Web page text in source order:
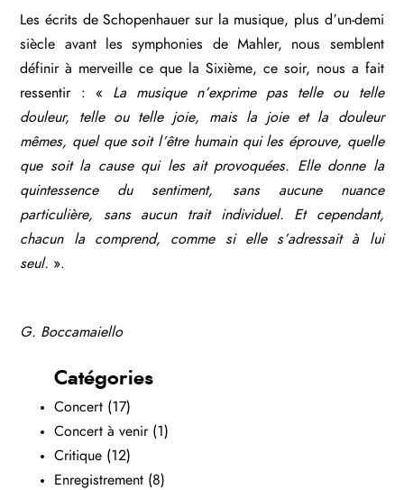
Les écrits de Schopenhauer sur la musique, plus d’un-demi
siècle avant les symphonies de Mahler, nous semblent
définir à merveille ce que la Sixième, ce soir, nous a fait
ressentir : « La musique n’exprime pas telle ou telle
douleur, telle ou telle joie, mais la joie et la douleur
mêmes, quel que soit l’être humain qui les éprouve, quelle
que soit la cause qui les ait provoquées. Elle donne la
quintessence du sentiment, sans aucune nuance
particulière, sans aucun trait individuel. Et cependant,
chacun la comprend, comme si elle s’adressait à lui
seul. ».
G. Boccamaiello
Catégories
Concert (17)
Concert à venir(1)
Critique (12)
Enregistrement (8)